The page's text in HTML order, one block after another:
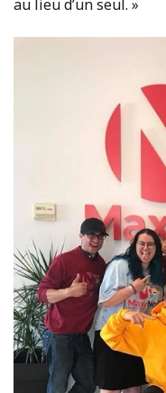
au lieu d’un seul. »